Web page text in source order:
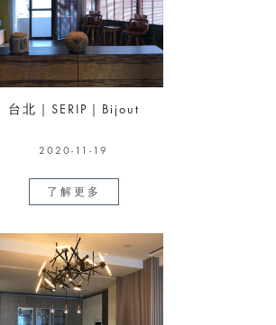
台北｜SERIP｜Bijout
2020-11-19
了解更多